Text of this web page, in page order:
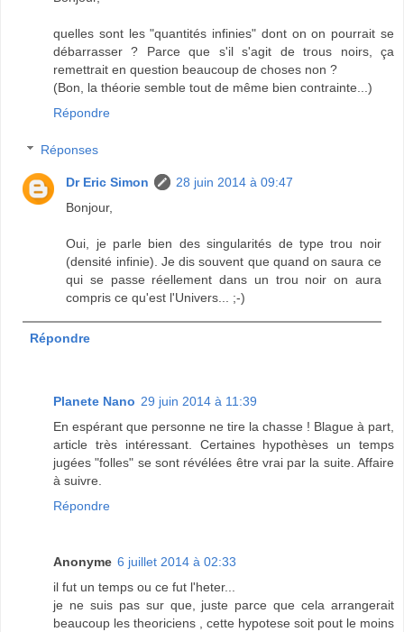
quelles sont les "quantités infinies" dont on on pourrait se
débarrasser ? Parce que s'il s'agit de trous noirs, ça
remettrait en question beaucoup de choses non ?
(Bon, la théorie semble tout de même bien contrainte...)
Répondre
Réponses
Dr Eric Simon
28 juin 2014 à 09:47
Bonjour,
Oui, je parle bien des singularités de type trou noir
(densité infinie). Je dis souvent que quand on saura ce
qui se passe réellement dans un trou noir on aura
compris ce qu'est l'Univers... ;-)
Répondre
Planete Nano 29 juin 2014 à 11:39
En espérant que personne ne tire la chasse ! Blague à part,
article très intéressant. Certaines hypothèses un temps
jugées "folles" se sont révélées être vrai par la suite. Affaire
à suivre.
Répondre
Anonyme 6 juillet 2014 à 02:33
il fut un temps ou ce fut l'heter...
je ne suis pas sur que, juste parce que cela arrangerait
beaucoup les theoriciens , cette hypotese soit pout le moins